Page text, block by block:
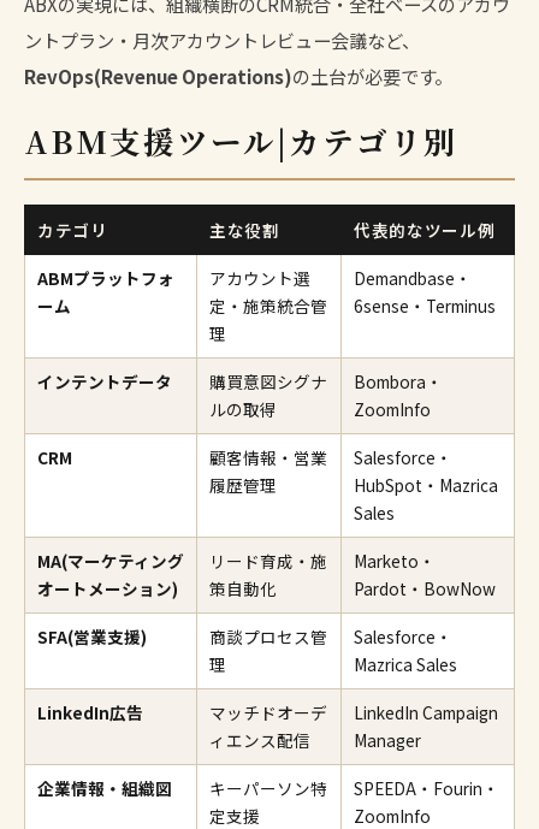
ントプラン・月次アカウントレビュー会議など、
RevOps(Revenue Operations)の土台が必要です。
ABM支援ツール|カテゴリ別
カテゴリ 主な役割
代表的なツール例
ABMプラットフォ
ーム
アカウント選
定・施策統合管
理
Demandbase・
6sense・Terminus
インテントデータ
購買意図シグナ
ルの取得
Bombora・
ZoomInfo
CRM
顧客情報・営業
履歴管理
Salesforce・
HubSpot・Mazrica
Sales
MA(マーケティング
オートメーション)
リード育成・施
策自動化
Marketo・
Pardot・BowNow
SFA(営業支援)
商談プロセス管
理
Salesforce・
Mazrica Sales
LinkedIn広告
マッチドオーデ
ィエンス配信
LinkedIn Campaign
Manager
企業情報・組織図
キーパーソン特
定支援
SPEEDA・Fourin・
ZoomInfo